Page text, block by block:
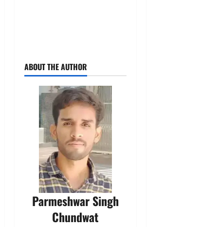
ABOUT THE AUTHOR
Parmeshwar Singh
Chundwat